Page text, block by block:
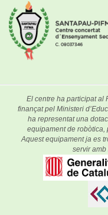
El centre ha participat al
finançat pel Ministeri
ha representat una
equipament de robòtica,
Aquest equipament ja es
servir amb